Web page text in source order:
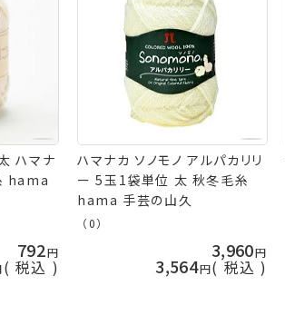
ハマナ
hama
792
税込
ハマナカ ソノモノ アルパカリリ
ー 5玉1袋単位 太 秋冬毛糸
hama 手芸の山久
（0）
3,960
3,564 税込